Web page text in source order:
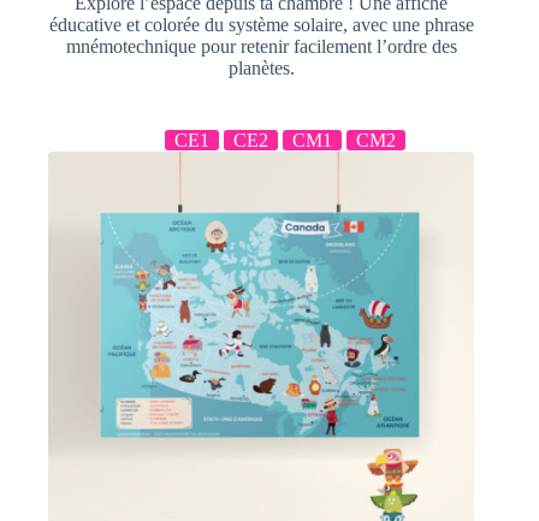
éducative et colorée du système solaire, avec une phrase
mnémotechnique pour retenir facilement l’ordre des
planètes.
CE1 CE2 CM1 CM2